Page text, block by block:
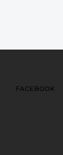
FACEBOOK